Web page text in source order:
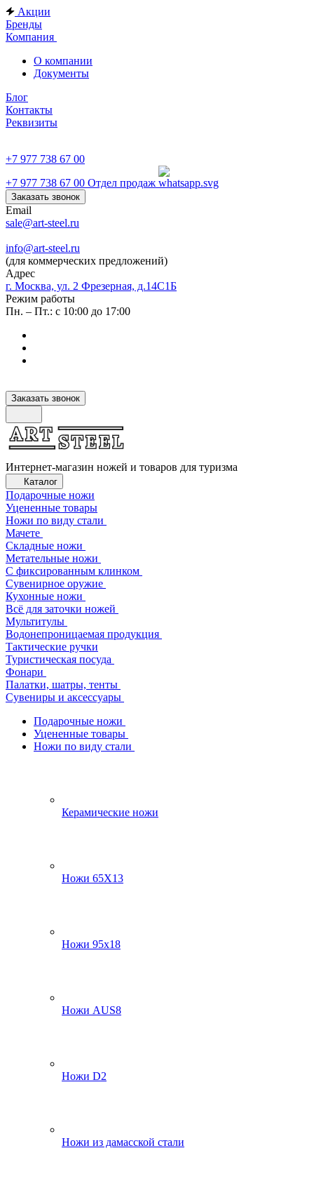
Акции
Бренды
Компания
О компании
Документы
Блог
Контакты
Реквизиты
+7 977 738 67 00
+7 977 738 67 00 Отдел продаж
Заказать звонок
Email
sale@art-steel.ru
info@art-steel.ru
(для коммерческих предложений)
Адрес
г. Москва, ул. 2 Фрезерная, д.14С1Б
Режим работы
Пн. – Пт.: с 10:00 до 17:00
Заказать звонок
Интернет-магазин ножей и товаров для туризма
Каталог
Подарочные ножи
Уцененные товары
Ножи по виду стали
Мачете
Складные ножи
Метательные ножи
С фиксированным клинком
Сувенирное оружие
Кухонные ножи
Всё для заточки ножей
Мультитулы
Водонепроницаемая продукция
Тактические ручки
Туристическая посуда
Фонари
Палатки, шатры, тенты
Сувениры и аксессуары
Подарочные ножи
Уцененные товары
Ножи по виду стали
Керамические ножи
Ножи 65Х13
Ножи 95х18
Ножи AUS8
Ножи D2
Ножи из дамасской стали